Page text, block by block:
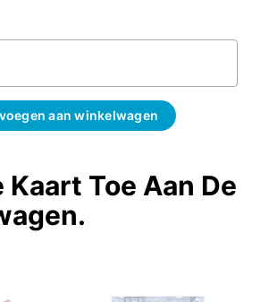
aan winkelwagen
Kaart Toe Aan De